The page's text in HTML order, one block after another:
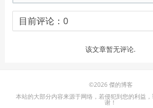
目前评论： 0
该文章暂无评论.
©2026 傑的博客
本站的大部分内容来源于网络，若侵犯到您的利益
谢！